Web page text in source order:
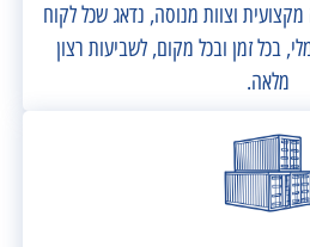
וצוות מנוסה, נדאג שכל לקוח
בכל זמן ובכל מקום, לשביעות רצון
מלאה.